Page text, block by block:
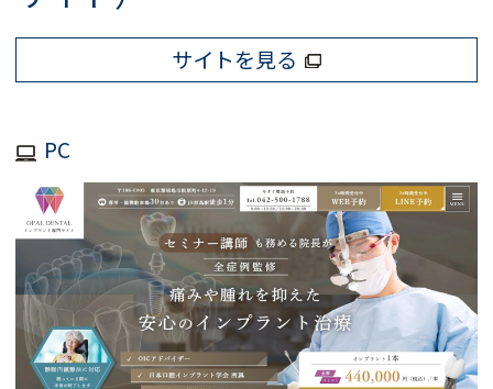
サイトを見る
PC